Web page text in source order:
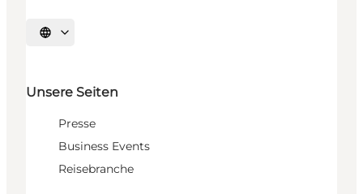
Sprache auswählen
Unsere Seiten
Presse
Business Events
Reisebranche